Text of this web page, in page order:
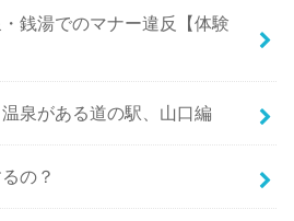
銭湯でのマナー違反【体験
温泉がある道の駅、山口編
の？